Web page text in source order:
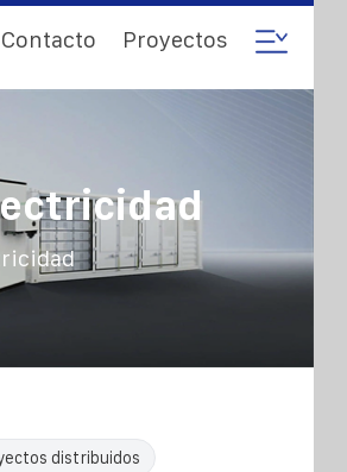
Contacto Proyectos
distribuidos